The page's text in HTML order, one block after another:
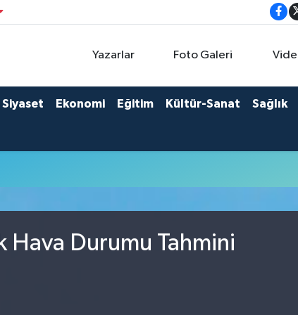
Yazarlar Foto Galeri
Siyaset Ekonomi Eğitim Kültür-Sanat Sağlık
Hava Durumu Tahmini